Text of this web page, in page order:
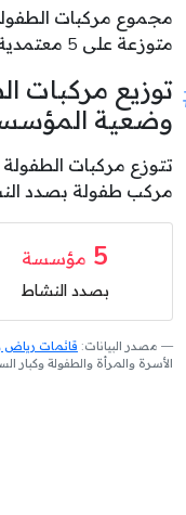
مجموع مركبات
متوزعة على 5 معتمدية.
توزيع مركبات
وضعية
مركب طفولة بصدد
5 مؤسسة
بصدد النشاط
مصدر البيانات: قائمات رياض
الأسرة والمرأة والطفولة وكبار السن بتاريخ 2026/08/07